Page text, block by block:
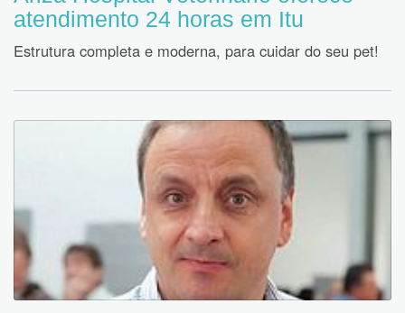
atendimento 24 horas em Itu
Estrutura completa e moderna, para cuidar do seu pet!